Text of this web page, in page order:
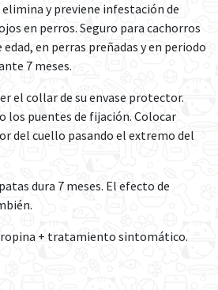
y previene infestación de
en perros. Seguro para cachorros
edad, en perras preñadas y en periodo
7 meses.
el collar de su envase protector.
los puentes de fijación. Colocar
del cuello pasando el extremo del
dura 7 meses. El efecto de
+ tratamiento sintomático.